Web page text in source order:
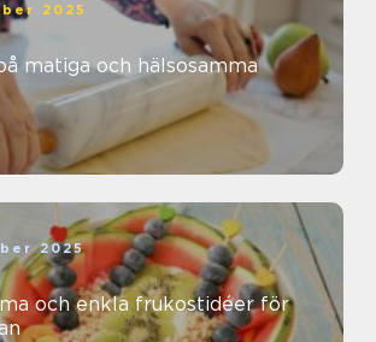
2025
matiga och hälsosamma
2025
och enkla frukostidéer för